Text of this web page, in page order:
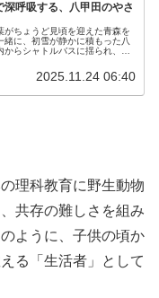
呼吸する、八甲田のやさ
がちょうど見頃を迎えた青森を
に、初雪が静かに積もった八
らシャトルバスに揺られ、約
内に足を...2025.11.24 06:40
理科教育に野生動物
共存の難しさを組み
ように、子供の頃か
る「生活者」として